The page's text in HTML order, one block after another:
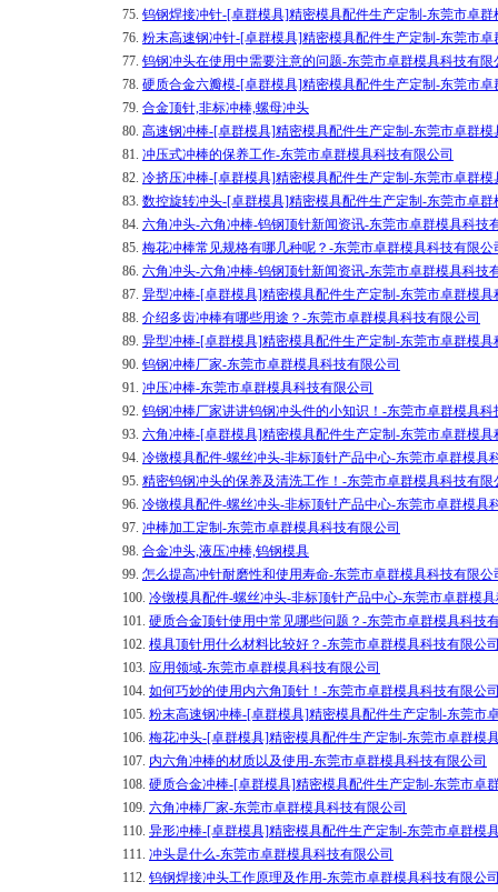
75. 钨钢焊接冲针-[卓群模具]精密模具配件生产定制-东莞市卓群
76. 粉末高速钢冲针-[卓群模具]精密模具配件生产定制-东莞市
77. 钨钢冲头在使用中需要注意的问题-东莞市卓群模具科技有限
78. 硬质合金六瓣模-[卓群模具]精密模具配件生产定制-东莞市
79. 合金顶针,非标冲棒,螺母冲头
80. 高速钢冲棒-[卓群模具]精密模具配件生产定制-东莞市卓群模
81. 冲压式冲棒的保养工作-东莞市卓群模具科技有限公司
82. 冷挤压冲棒-[卓群模具]精密模具配件生产定制-东莞市卓群模
83. 数控旋转冲头-[卓群模具]精密模具配件生产定制-东莞市卓群
84. 六角冲头-六角冲棒-钨钢顶针新闻资讯-东莞市卓群模具科技
85. 梅花冲棒常见规格有哪几种呢？-东莞市卓群模具科技有限公
86. 六角冲头-六角冲棒-钨钢顶针新闻资讯-东莞市卓群模具科技
87. 异型冲棒-[卓群模具]精密模具配件生产定制-东莞市卓群模具
88. 介绍多齿冲棒有哪些用途？-东莞市卓群模具科技有限公司
89. 异型冲棒-[卓群模具]精密模具配件生产定制-东莞市卓群模具
90. 钨钢冲棒厂家-东莞市卓群模具科技有限公司
91. 冲压冲棒-东莞市卓群模具科技有限公司
92. 钨钢冲棒厂家讲讲钨钢冲头件的小知识！-东莞市卓群模具科
93. 六角冲棒-[卓群模具]精密模具配件生产定制-东莞市卓群模具
94. 冷镦模具配件-螺丝冲头-非标顶针产品中心-东莞市卓群模具
95. 精密钨钢冲头的保养及清洗工作！-东莞市卓群模具科技有限
96. 冷镦模具配件-螺丝冲头-非标顶针产品中心-东莞市卓群模具
97. 冲棒加工定制-东莞市卓群模具科技有限公司
98. 合金冲头,液压冲棒,钨钢模具
99. 怎么提高冲针耐磨性和使用寿命-东莞市卓群模具科技有限公
100. 冷镦模具配件-螺丝冲头-非标顶针产品中心-东莞市卓群模
101. 硬质合金顶针使用中常见哪些问题？-东莞市卓群模具科技
102. 模具顶针用什么材料比较好？-东莞市卓群模具科技有限公
103. 应用领域-东莞市卓群模具科技有限公司
104. 如何巧妙的使用内六角顶针！-东莞市卓群模具科技有限公
105. 粉末高速钢冲棒-[卓群模具]精密模具配件生产定制-东莞市
106. 梅花冲头-[卓群模具]精密模具配件生产定制-东莞市卓群模
107. 内六角冲棒的材质以及使用-东莞市卓群模具科技有限公司
108. 硬质合金冲棒-[卓群模具]精密模具配件生产定制-东莞市卓
109. 六角冲棒厂家-东莞市卓群模具科技有限公司
110. 异形冲棒-[卓群模具]精密模具配件生产定制-东莞市卓群模
111. 冲头是什么-东莞市卓群模具科技有限公司
112. 钨钢焊接冲头工作原理及作用-东莞市卓群模具科技有限公